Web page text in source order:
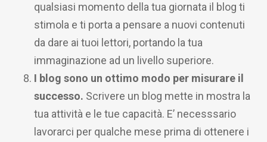
qualsiasi momento della tua giornata il blog ti
stimola e ti porta a pensare a nuovi contenuti
da dare ai tuoi lettori, portando la tua
immaginazione ad un livello superiore.
I blog sono un ottimo modo per misurare il
successo. Scrivere un blog mette in mostra la
tua attività e le tue capacità. E’ necesssario
lavorarci per qualche mese prima di ottenere i